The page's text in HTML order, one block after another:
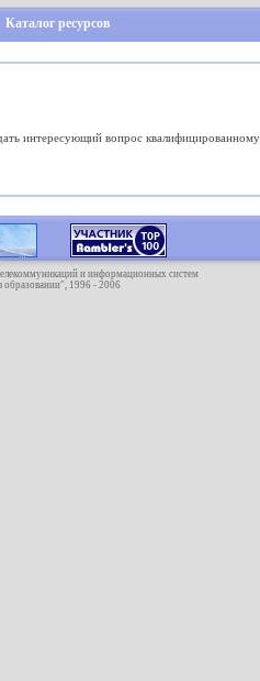
Каталог ресурсов
интересующий вопрос
и информационных систем
образовании", 1996 - 2006